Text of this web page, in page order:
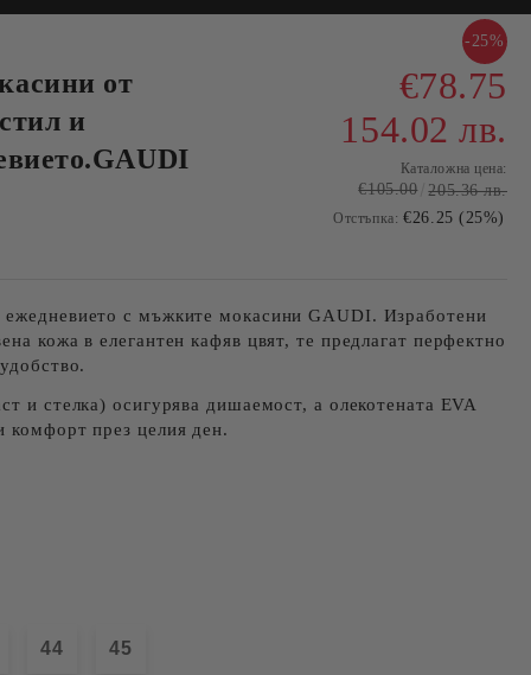
от
и
-25%
€78.75
154.02 лв.
Каталожна цена:
€105.00 205.36 лв.
Отстъпка: €26.25 (25%)
ежедневието с мъжките мокасини GAUDI. Изработени
кожа в елегантен кафяв цвят, те предлагат перфектно
и стелка) осигурява дишаемост, а олекотената EVA
комфорт през целия ден.
44 45